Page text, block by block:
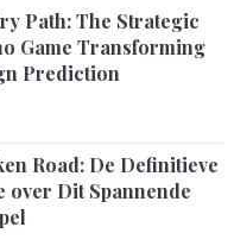
Path: The Strategic
Game Transforming
Prediction
Road: De Definitieve
over Dit Spannende